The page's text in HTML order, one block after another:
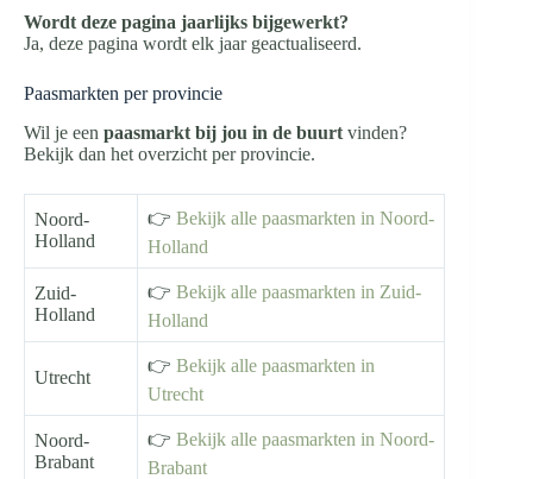
Wordt deze pagina jaarlijks bijgewerkt?
Ja, deze pagina wordt elk jaar geactualiseerd.
Paasmarkten per provincie
Wil je een paasmarkt bij jou in de buurt vinden?
Bekijk dan het overzicht per provincie.
Noord-
Holland
👉 Bekijk alle paasmarkten in Noord-
Holland
Zuid-
Holland
👉 Bekijk alle paasmarkten in Zuid-
Holland
Utrecht
👉 Bekijk alle paasmarkten in
Utrecht
Noord-
Brabant
👉 Bekijk alle paasmarkten in Noord-
Brabant